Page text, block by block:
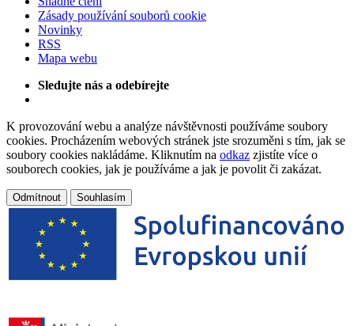
Zásady používání souborů cookie
Novinky
RSS
Mapa webu
Sledujte nás a odebírejte
K provozování webu a analýze návštěvnosti používáme soubory
cookies. Procházením webových stránek jste srozuměni s tím, jak se
soubory cookies nakládáme. Kliknutím na odkaz zjistíte více o
souborech cookies, jak je používáme a jak je povolit či zakázat.
Odmítnout Souhlasím